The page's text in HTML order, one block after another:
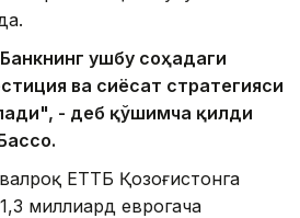
ушбу соҳадаги
ва сиёсат стратегияси
- деб қўшимча қилди
ЕТТБ Қозоғистонга
миллиард еврогача